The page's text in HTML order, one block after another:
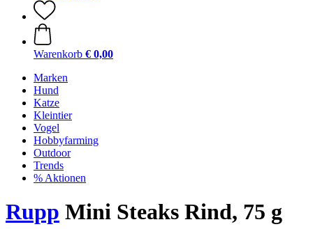
Warenkorb € 0,00
Marken
Hund
Katze
Kleintier
Vogel
Hobbyfarming
Outdoor
Trends
% Aktionen
Rupp Mini Steaks Rind, 75 g